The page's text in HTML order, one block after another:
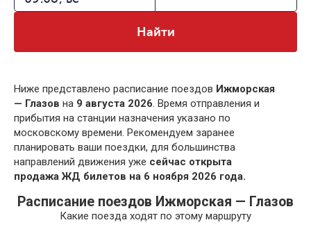
Найти
Ниже представлено расписание поездов Ижморская
— Глазов на 9 августа 2026. Время отправления и
прибытия на станции назначения указано по
московскому времени. Рекомендуем заранее
планировать ваши поездки, для большинства
направлений движения уже сейчас открыта
продажа ЖД билетов на 6 ноября 2026 года.
Расписание поездов Ижморская — Глазов
Какие поезда ходят по этому маршруту